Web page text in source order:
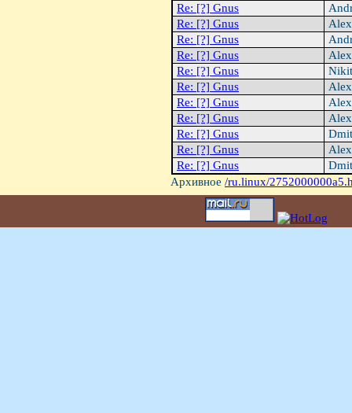
Re: [?] Gnus
Re: [?] Gnus
Re: [?] Gnus
Re: [?] Gnus
Re: [?] Gnus
Re: [?] Gnus
Re: [?] Gnus
Re: [?] Gnus
Re: [?] Gnus
Re: [?] Gnus
Re: [?] Gnus
Архивное /ru.linux/